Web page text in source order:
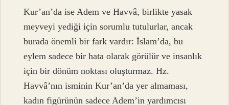
Kur’an’da ise Adem ve Havvâ, birlikte yasak
meyveyi yediği için sorumlu tutulurlar, ancak
burada önemli bir fark vardır: İslam’da, bu
eylem sadece bir hata olarak görülür ve insanlık
için bir dönüm noktası oluşturmaz. Hz.
Havvâ’nın isminin Kur’an’da yer almaması,
kadın figürünün sadece Adem’in yardımcısı